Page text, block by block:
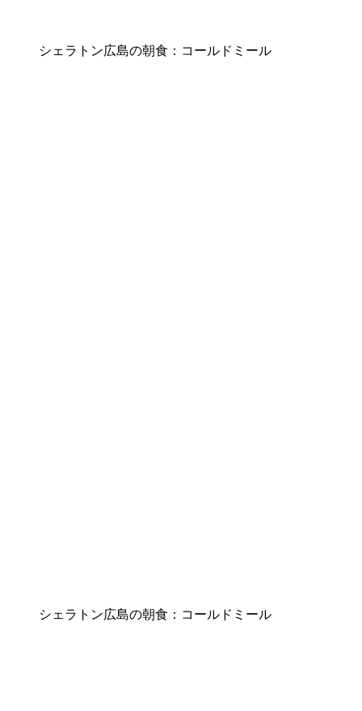
シェラトン広島の朝食：コールドミール
シェラトン広島の朝食：コールドミール